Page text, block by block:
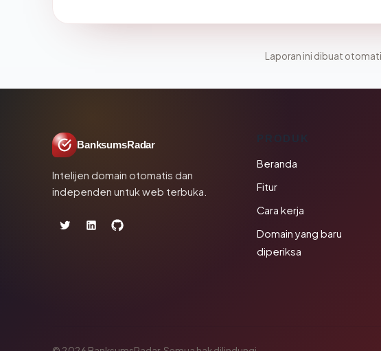
Laporan ini dibuat
BanksumsRadar
Intelijen domain otomatis dan
independen untuk web terbuka.
Beranda
Fitur
Cara kerja
Domain yang baru
diperiksa